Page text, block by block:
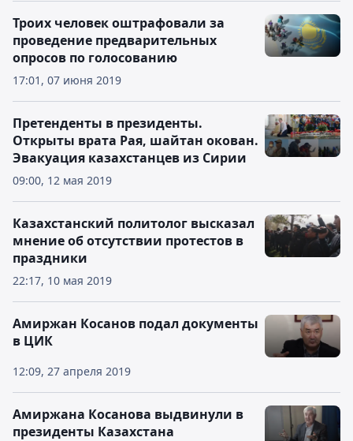
17:01, 07 июня 2019
Троих человек оштрафовали за
проведение предварительных
опросов по голосованию
09:00, 12 мая 2019
Претенденты в президенты.
Открыты врата Рая, шайтан окован.
Эвакуация казахстанцев из Сирии
22:17, 10 мая 2019
Казахстанский политолог высказал
мнение об отсутствии протестов в
праздники
12:09, 27 апреля 2019
Амиржан Косанов подал документы
в ЦИК
Амиржана Косанова выдвинули в
президенты Казахстана